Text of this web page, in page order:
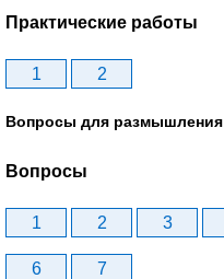
Практические работы
1 2
Вопросы для размышления
Вопросы
1 2 3
6 7